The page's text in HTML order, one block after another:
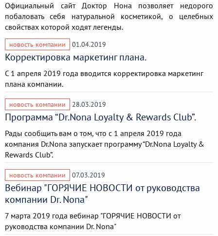
Официальный сайт Доктор Нона позволяет недорого
побаловать себя натуральной косметикой, о целебных
свойствах которой ходят легенды.
новость компании 01.04.2019
Корректировка маркетинг плана.
С 1 апреля 2019 года вводится корректировка маркетинг
плана компании.
новость компании 28.03.2019
Программа “Dr.Nona Loyalty & Rewards Club”.
Рады сообщить вам о том, что с 1 апреля 2019 года
компания Dr.Nona запускает программу “Dr.Nona Loyalty &
Rewards Club”.
новость компании 07.03.2019
Вебинар "ГОРЯЧИЕ НОВОСТИ от руководства
компании Dr. Nona"
7 марта 2019 года вебинар "ГОРЯЧИЕ НОВОСТИ от
руководства компании Dr. Nona"